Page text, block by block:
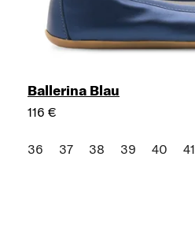
Ballerina Blau
116 €
36 37 38 39 40 41